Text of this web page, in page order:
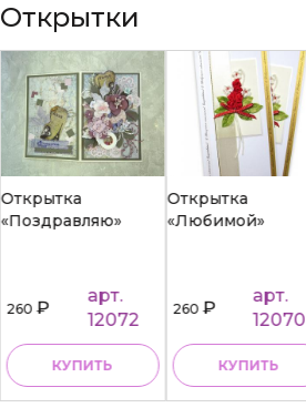
Открытки
Открытка
«Поздравляю»
260₽
арт.
12072
КУПИТЬ
Открытка
«Любимой»
260₽
арт.
12070
КУПИТЬ